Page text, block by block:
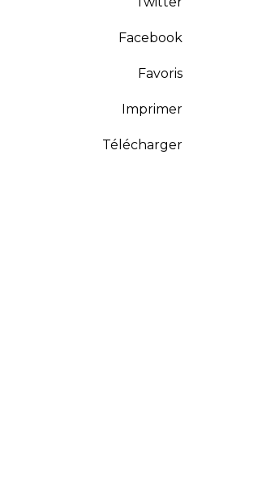
Facebook
Favoris
Imprimer
Télécharger